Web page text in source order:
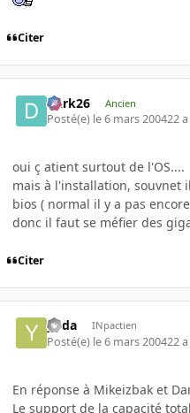
Citer
Dark26 Ancien
Posté(e) le 6 mars 200422 a
oui ç atient surtout de l'OS....
mais à l'installation, souvnet
bios ( normal il y a pas
donc il faut se méfier des
Citer
yoda INpactien
Posté(e) le 6 mars 200422 a
En réponse à Mikeizbak et
Le support de la capacité